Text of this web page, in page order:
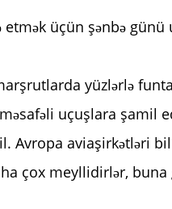
etmək üçün şənbə
yüzlərlə
uçuşlara şamil
Avropa aviaşirkətləri
çox meyllidirlər, buna